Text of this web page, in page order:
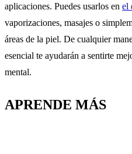
aplicaciones. Puedes usarlos en el
vaporizaciones, masajes o
áreas de la piel. De cualquier
esencial te ayudarán a sentirte
mental.
APRENDE MÁS